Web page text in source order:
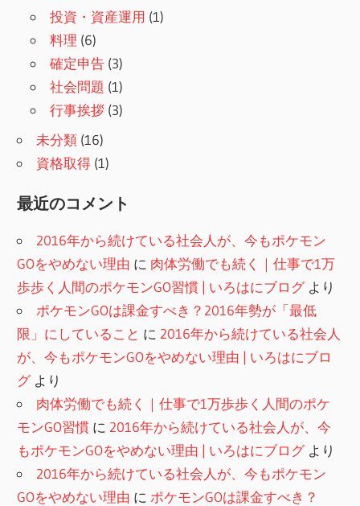
投資・資産運用 (1)
料理 (6)
確定申告 (3)
社会問題 (1)
行事挨拶 (3)
未分類 (16)
資格取得 (1)
最近のコメント
2016年から続けている社会人が、今もポケモン
GOをやめない理由 に 肉体労働でも続く｜仕事で1万
歩歩く人間のポケモンGO習慣 | いろはにブログより
ポケモンGOは課金すべき？2016年勢が「最低
限」にしていること に 2016年から続けている社会人
が、今もポケモンGOをやめない理由 | いろはにブロ
グより
肉体労働でも続く｜仕事で1万歩歩く人間のポケ
モンGO習慣 に 2016年から続けている社会人が、今
もポケモンGOをやめない理由 | いろはにブログより
2016年から続けている社会人が、今もポケモン
GOをやめない理由 に ポケモンGOは課金すべき？